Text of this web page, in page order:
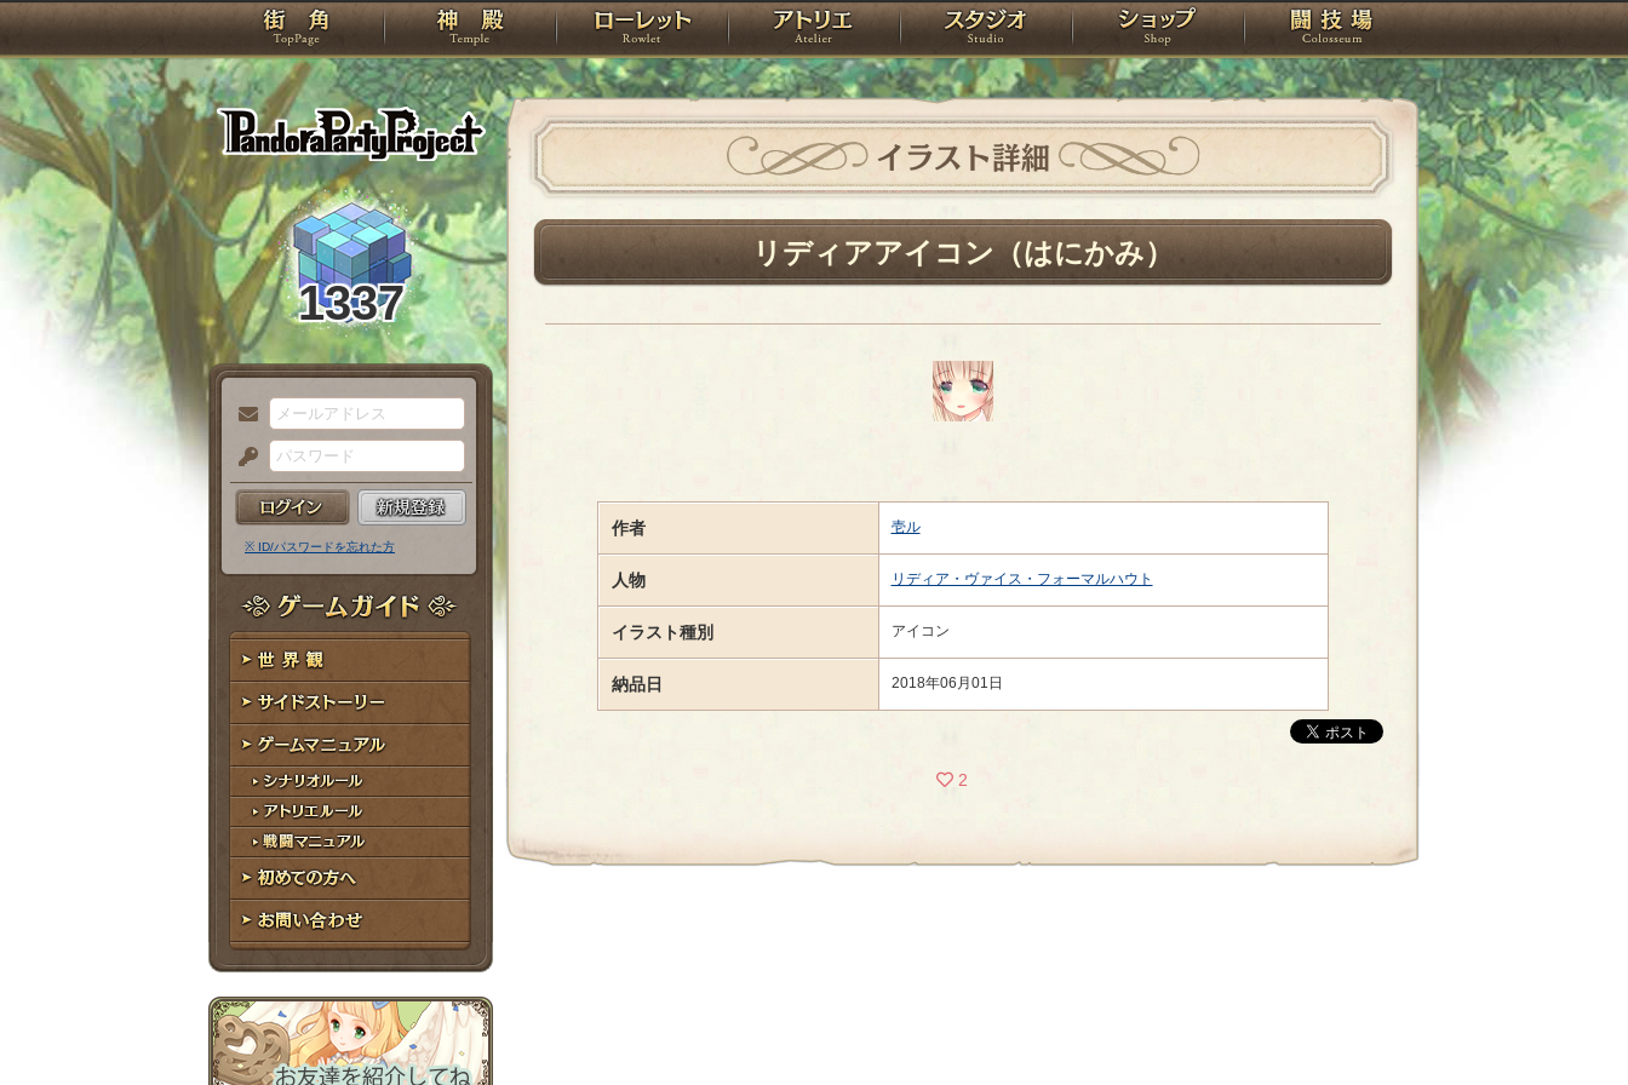
PandoraPartyProject
TOP 神殿 ローレット アトリエ スタジオ ショップ 闘技場
1337
メ
ー
ル
ア
ド
レ
ス
パ
ス
ー
ド
※ ID/パスワードを忘れた方
ゲームガイド
世界観
サイドストーリー
ゲームマニュアル
シナリオルール
アトリエルール
戦闘マニュアル
初めての方へ
お問い合わせ
イラスト詳細
リディアアイコン（はにかみ）
作者 壱ル
人物 リディア・ヴァイス・フォーマルハウト
イラスト種別 アイコン
納品日 2018年06月01日
2